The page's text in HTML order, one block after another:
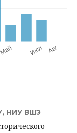
НИУ ВШЭ